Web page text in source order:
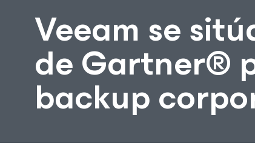
Veeam se
de Gartner®
backup